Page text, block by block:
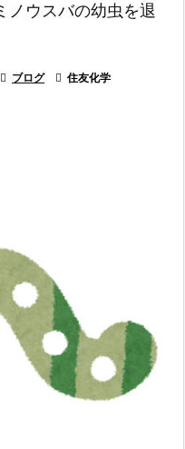
ノウスバの幼虫を退
 ブログ  住友化学